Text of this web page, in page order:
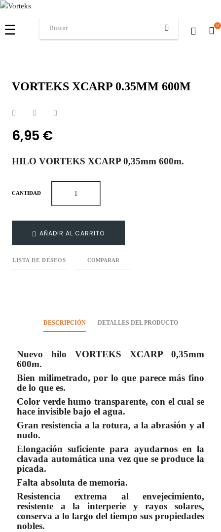
Navegación
☰ 0
VORTEKS XCARP 0.35MM 600M
6,95 €
HILO VORTEKS XCARP 0,35mm 600m.
CANTIDAD
AÑADIR AL CARRITO
LISTA DE DESEOS COMPARAR
DESCRIPCIÓN DETALLES DEL PRODUCTO
Nuevo hilo VORTEKS XCARP 0,35mm
600m.
Bien milimetrado, por lo que parece más fino
de lo que es.
Color verde humo transparente, con el cual se
hace invisible bajo el agua.
Gran resistencia a la rotura, a la abrasión y al
nudo.
Elongación suficiente para ayudarnos en la
clavada automática una vez que se produce la
picada.
Falta absoluta de memoria.
Resistencia extrema al envejecimiento,
resistente a la interperie y rayos solares,
conserva a lo largo del tiempo sus propiedades
nobles.